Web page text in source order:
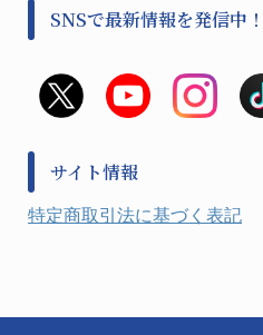
撹拌機 ２
救急
金属、ホーロー容器・バット類
金属・樹脂実験必需１
健康機器・用品
検査・計測
分離・分析ロシ
初期活動・対策本部
非常用食料品
風水害対策用品
防犯用品・その他
SNSで最新情報を発信中！
サイト情報
特定商取引法に基づく表記